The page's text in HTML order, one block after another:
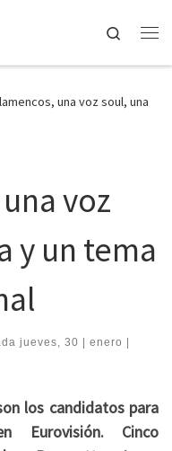
Search
una voz soul, una
voz
y un tema
jueves, 30 | enero |
los candidatos para
Eurovisión. Cinco